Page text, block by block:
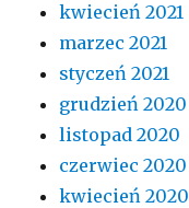
kwiecień 2021
marzec 2021
styczeń 2021
grudzień 2020
listopad 2020
czerwiec 2020
kwiecień 2020